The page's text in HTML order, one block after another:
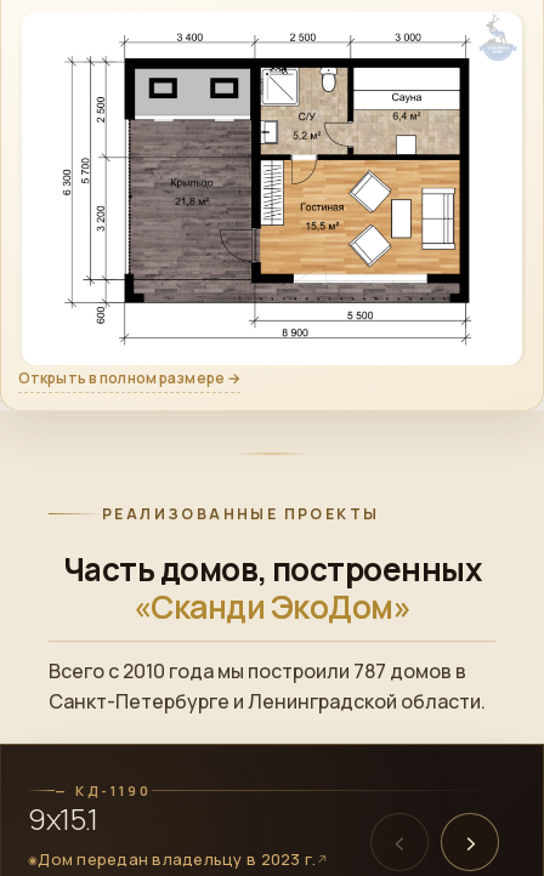
Открыть в полном размере →
РЕАЛИЗОВАННЫЕ ПРОЕКТЫ
Часть домов, построенных
«Сканди ЭкоДом»
Всего с 2010 года мы построили 787 домов в
Санкт-Петербурге и Ленинградской области.
ПОСТРОЕННЫЙ ОБЪЕКТ
Смотреть готовый дом→
— КД-1190
9х15.1
◉Дом передан владельцу в 2023 г. ↗ ‹ ›